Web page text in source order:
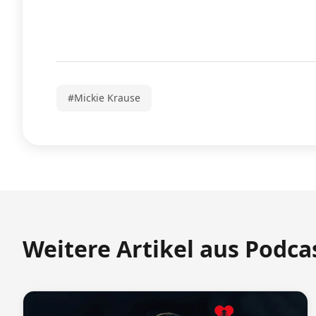
#Mickie Krause
Weitere Artikel aus